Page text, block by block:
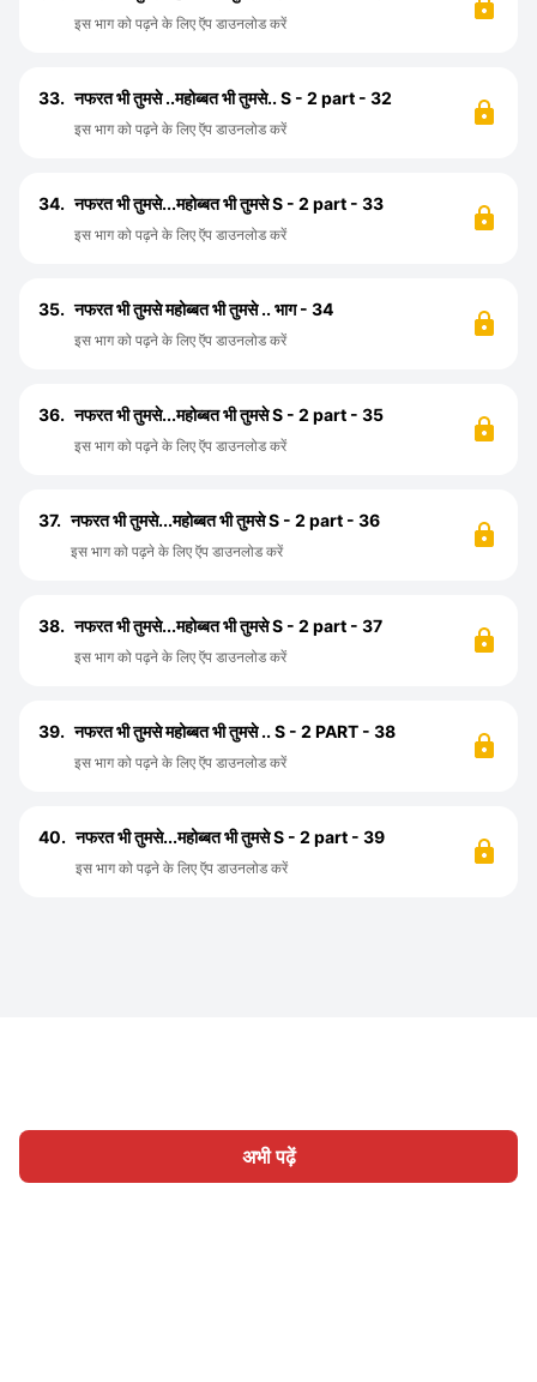
अभी पढ़ें
इस भाग को पढ़ने के लिए ऍप डाउनलोड करें
33. नफरत भी तुमसे ..महोब्बत भी तुमसे.. S - 2 part - 32
इस भाग को पढ़ने के लिए ऍप डाउनलोड करें
34. नफरत भी तुमसे...महोब्बत भी तुमसे S - 2 part - 33
इस भाग को पढ़ने के लिए ऍप डाउनलोड करें
35. नफरत भी तुमसे महोब्बत भी तुमसे .. भाग - 34
इस भाग को पढ़ने के लिए ऍप डाउनलोड करें
36. नफरत भी तुमसे...महोब्बत भी तुमसे S - 2 part - 35
इस भाग को पढ़ने के लिए ऍप डाउनलोड करें
37. नफरत भी तुमसे...महोब्बत भी तुमसे S - 2 part - 36
इस भाग को पढ़ने के लिए ऍप डाउनलोड करें
38. नफरत भी तुमसे...महोब्बत भी तुमसे S - 2 part - 37
इस भाग को पढ़ने के लिए ऍप डाउनलोड करें
39. नफरत भी तुमसे महोब्बत भी तुमसे .. S - 2 PART - 38
इस भाग को पढ़ने के लिए ऍप डाउनलोड करें
40. नफरत भी तुमसे...महोब्बत भी तुमसे S - 2 part - 39
इस भाग को पढ़ने के लिए ऍप डाउनलोड करें
होम श्रेणी लिखिए लेख साइन इन